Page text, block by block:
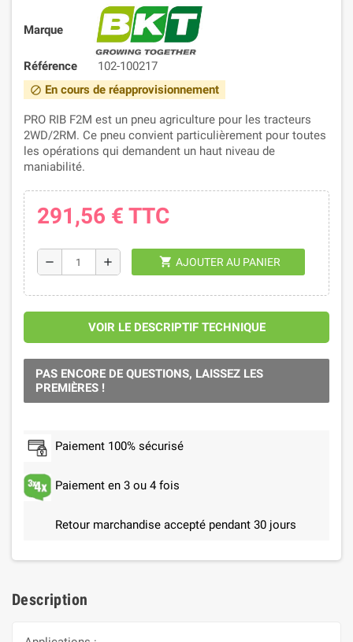
Marque
Référence 102-100217
block En cours de réapprovisionnement
PRO RIB F2M est un pneu agriculture pour les tracteurs
2WD/2RM. Ce pneu convient particulièrement pour toutes
les opérations qui demandent un haut niveau de
maniabilité.
291,56 € TTC
remove add shopping_cart AJOUTER AU PANIER
VOIR LE DESCRIPTIF TECHNIQUE
PAS ENCORE DE QUESTIONS, LAISSEZ LES
PREMIÈRES !
Paiement 100% sécurisé
Paiement en 3 ou 4 fois
Retour marchandise accepté pendant 30 jours
Description